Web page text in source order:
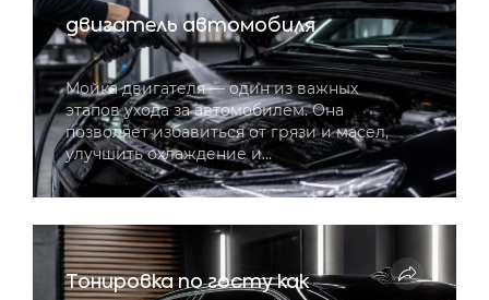
двигатель автомобиля
Мойка двигателя — один из важных
этапов ухода за автомобилем. Она
позволяет избавиться от грязи и масел,
улучшить охлаждение и…
Тонировка по госту как